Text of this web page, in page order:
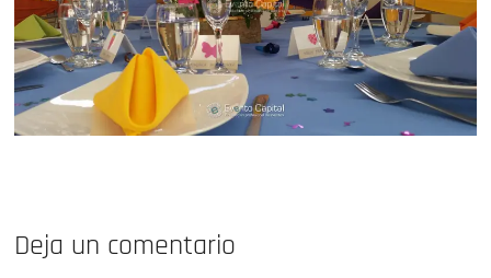
Deja un comentario